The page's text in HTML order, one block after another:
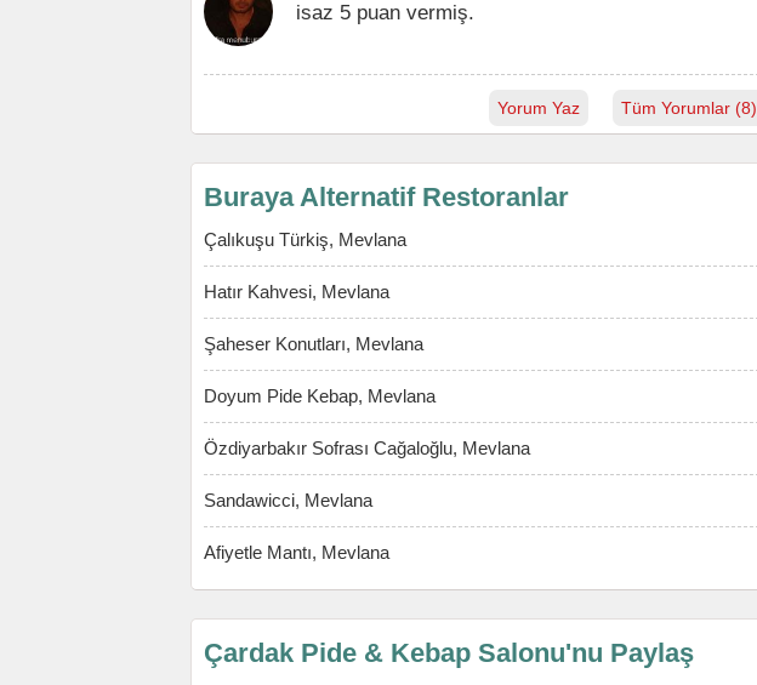
isaz 5 puan vermiş.
Yorum Yaz Tüm Yorumlar (8)
Buraya Alternatif Restoranlar
Çalıkuşu Türkiş, Mevlana
Hatır Kahvesi, Mevlana
Şaheser Konutları, Mevlana
Doyum Pide Kebap, Mevlana
Özdiyarbakır Sofrası Cağaloğlu, Mevlana
Sandawicci, Mevlana
Afiyetle Mantı, Mevlana
Çardak Pide & Kebap Salonu'nu Paylaş